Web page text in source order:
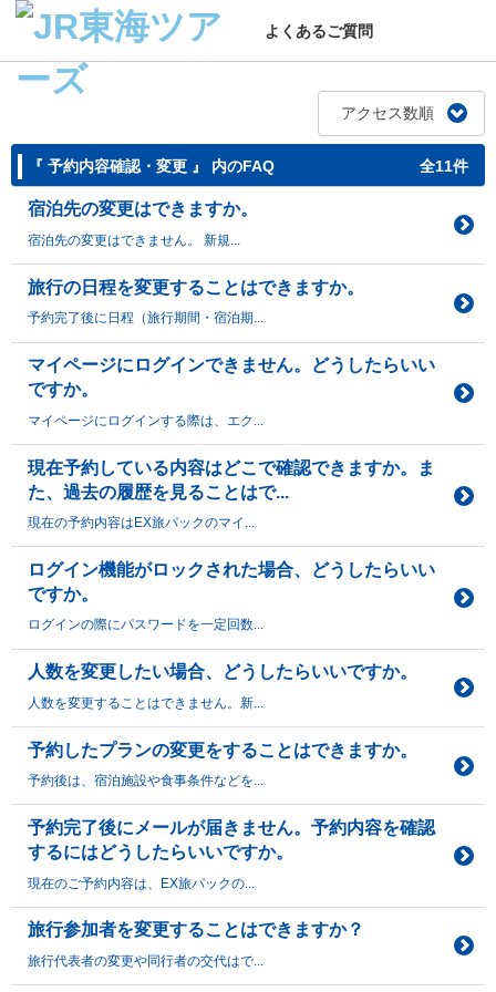
よくあるご質問
アクセス数順
『 予約内容確認・変更 』 内のFAQ 全11件
宿泊先の変更はできますか。
宿泊先の変更はできません。 新規...
旅行の日程を変更することはできますか。
予約完了後に日程（旅行期間・宿泊期...
マイページにログインできません。どうしたらいい
ですか。
マイページにログインする際は、エク...
現在予約している内容はどこで確認できますか。ま
た、過去の履歴を見ることはで...
現在の予約内容はEX旅パックのマイ...
ログイン機能がロックされた場合、どうしたらいい
ですか。
ログインの際にパスワードを一定回数...
人数を変更したい場合、どうしたらいいですか。
人数を変更することはできません。新...
予約したプランの変更をすることはできますか。
予約後は、宿泊施設や食事条件などを...
予約完了後にメールが届きません。予約内容を確認
するにはどうしたらいいですか。
現在のご予約内容は、EX旅パックの...
旅行参加者を変更することはできますか？
旅行代表者の変更や同行者の交代はで...